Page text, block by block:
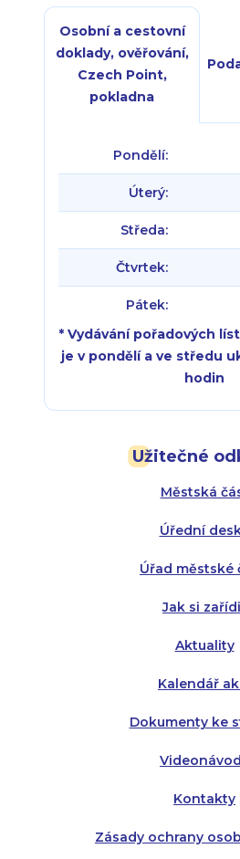
Užitečné
Městská
Úřední
Úřad městské
Jak si
Aktuality
Kalendář
Dokumenty ke
Kontakty
Zásady ochrany
Osobní a cestovní
doklady, ověřování,
Czech Point,
pokladna
Pondělí:
Úterý:
Středa:
Čtvrtek:
Pátek:
* Vydávání pořadových
je v pondělí a ve středu
hodin
Úterý:
Středa:
Čtvrtek:
Pátek:
Úterý:
Středa:
Čtvrtek: